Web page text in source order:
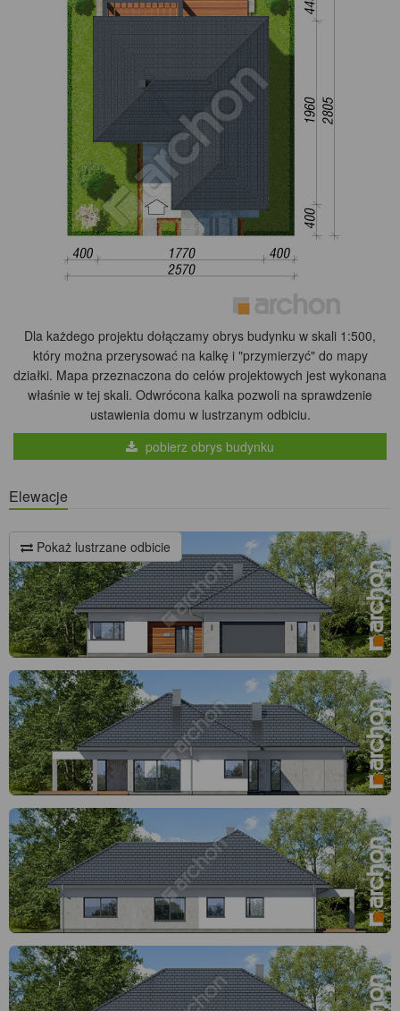
Dla każdego projektu dołączamy obrys budynku w skali 1:500,
który można przerysować na kalkę i "przymierzyć" do mapy
działki. Mapa przeznaczona do celów projektowych jest wykonana
właśnie w tej skali. Odwrócona kalka pozwoli na sprawdzenie
ustawienia domu w lustrzanym odbiciu.
pobierz obrys budynku
Elewacje
Pokaż lustrzane odbicie